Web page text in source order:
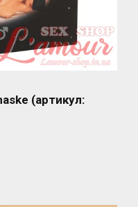
(артикул: